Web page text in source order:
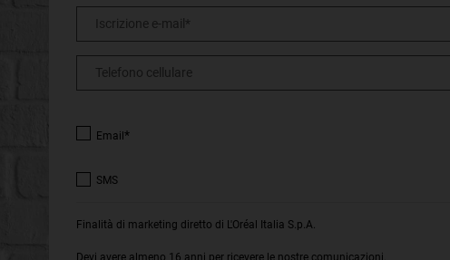
Iscrizione e-mail *
Telefono cellulare
Email *
SMS
Finalità di marketing diretto di L'Oréal Italia S.p.A.
Devi avere almeno 16 anni per ricevere le nostre comunicazioni.